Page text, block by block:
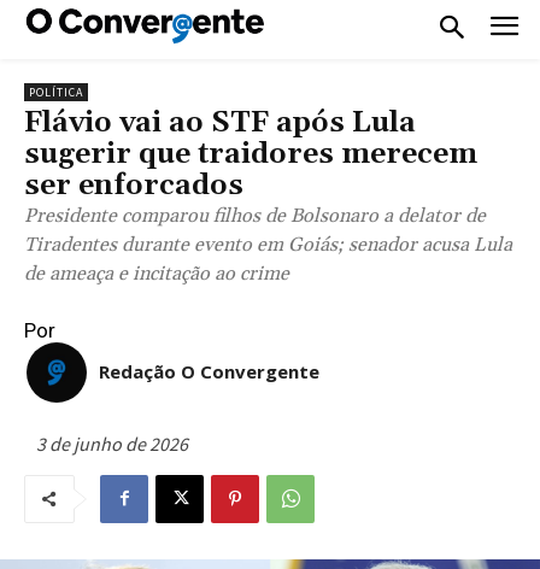
POLÍTICA
Flávio vai ao STF após Lula
sugerir que traidores merecem
ser enforcados
Presidente comparou filhos de Bolsonaro a delator de
Tiradentes durante evento em Goiás; senador acusa Lula
de ameaça e incitação ao crime
Por
Redação O Convergente
3 de junho de 2026